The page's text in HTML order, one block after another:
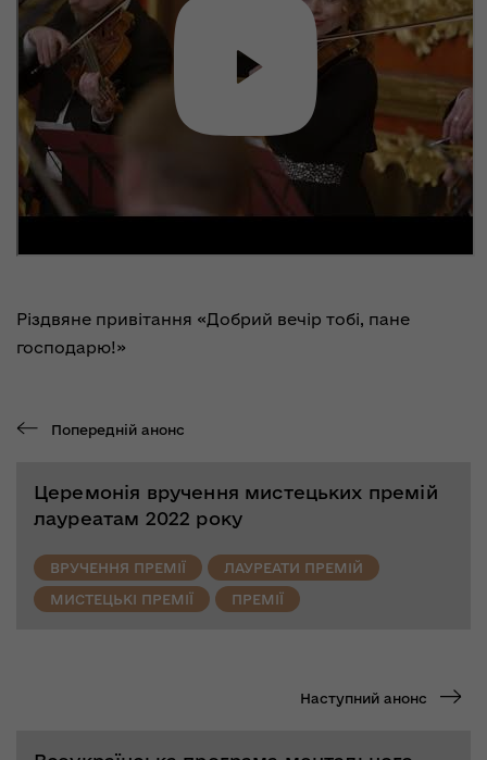
Різдвяне привітання «Добрий вечір тобі, пане
господарю!»
Попередній анонс
Церемонія вручення мистецьких премій
лауреатам 2022 року
ВРУЧЕННЯ ПРЕМІЇ ЛАУРЕАТИ ПРЕМІЙ
МИСТЕЦЬКІ ПРЕМІЇ ПРЕМІЇ
Наступний анонс